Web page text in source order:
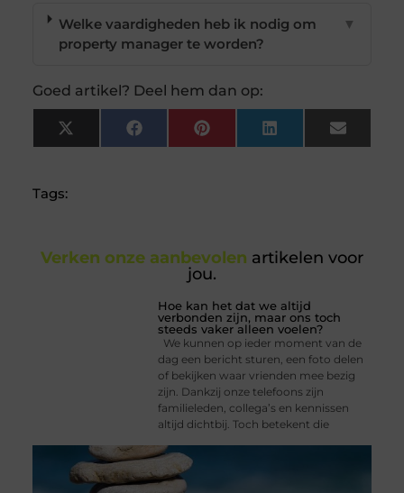
Welke vaardigheden heb ik nodig om
property manager te worden?
▼
Goed artikel? Deel hem dan op:
X
(Twitter)
FacebookPinterest LinkedIn Email
Tags:
Verken onze aanbevolen artikelen voor
jou.
Hoe kan het dat we altijd
verbonden zijn, maar ons toch
steeds vaker alleen voelen?
We kunnen op ieder moment van de
dag een bericht sturen, een foto delen
of bekijken waar vrienden mee bezig
zijn. Dankzij onze telefoons zijn
familieleden, collega’s en kennissen
altijd dichtbij. Toch betekent die